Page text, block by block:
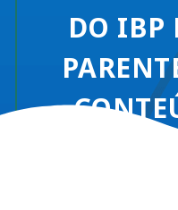
DO IBP